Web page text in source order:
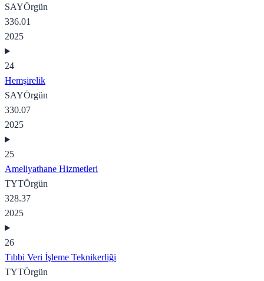
SAYÖrgün
336.01
2025
24
Hemşirelik
SAYÖrgün
330.07
2025
25
Ameliyathane Hizmetleri
TYTÖrgün
328.37
2025
26
Tıbbi Veri İşleme Teknikerliği
TYTÖrgün